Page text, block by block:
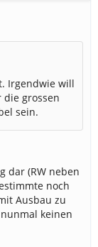
Irgendwie will
grossen
sein.
dar (RW neben
noch
Ausbau zu
keinen